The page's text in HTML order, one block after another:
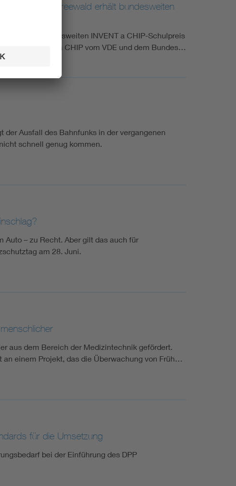
Dahme-Spreewald erhält bundesweiten
beim bundesweiten INVENT a CHIP-Schulpreis
INVENT a CHIP vom VDE und dem Bundes…
Ausfall des Bahnfunks in der vergangenen
schnell genug kommen.
– zu Recht. Aber gilt das auch für
am 28. Juni.
aus dem Bereich der Medizintechnik gefördert.
an einem Projekt, das die Überwachung von Früh…
für die Umsetzung
bei der Einführung des DPP